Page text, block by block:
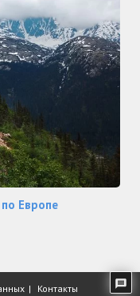
Европе
Контакты